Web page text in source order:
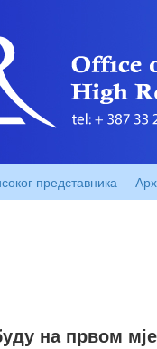
представника
на првом